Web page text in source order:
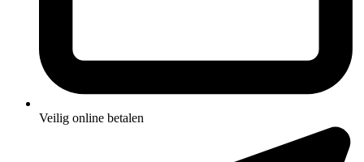
Veilig online betalen